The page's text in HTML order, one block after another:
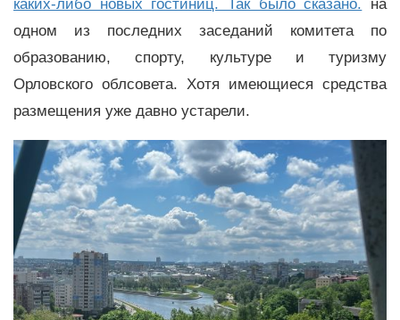
каких-либо новых гостиниц. Так было сказано. на
одном из последних заседаний комитета по
образованию, спорту, культуре и туризму
Орловского облсовета. Хотя имеющиеся средства
размещения уже давно устарели.